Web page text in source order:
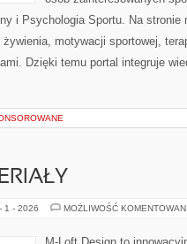
i Psychologia Sportu. Na stronie
żywienia, motywacji sportowej,
Dzięki temu portal integruje
1 - 2026 MOŻLIWOŚĆ